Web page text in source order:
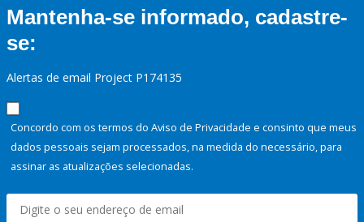
Mantenha-se informado, cadastre-
se:
Alertas de email Project P174135
Concordo com os termos do Aviso de Privacidade e consinto que meus
dados pessoais sejam processados, na medida do necessário, para
assinar as atualizações selecionadas.